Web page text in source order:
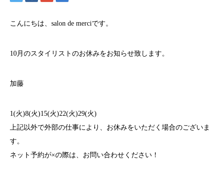
こんにちは、salon de merciです。
10月のスタイリストのお休みをお知らせ致します。
加藤
1(火)8(火)15(火)22(火)29(火)
上記以外で外部の仕事により、お休みをいただく場合のございま
す。
ネット予約が×の際は、お問い合わせください！